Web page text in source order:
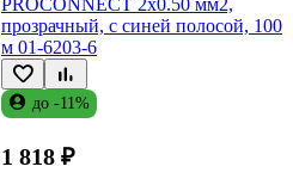
до -11%
1 818 ₽